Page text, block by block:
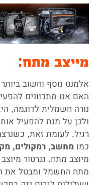
מייצב מתח:
אלמנט נוסף וחשוב
האם אנו מתכוונים
נורה חשמלית לדוגמה,
ולכן על מנת להפעיל
רגיל. לעומת זאת,
כמו מחשב, רמקולים,
מיוצב מתח. גנרטור
מתח החשמל ומבטל את